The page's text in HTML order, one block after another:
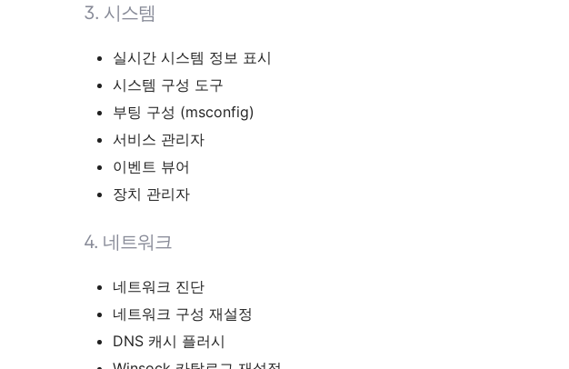
3. 시스템
실시간 시스템 정보 표시
시스템 구성 도구
부팅 구성 (msconfig)
서비스 관리자
이벤트 뷰어
장치 관리자
4. 네트워크
네트워크 진단
네트워크 구성 재설정
DNS 캐시 플러시